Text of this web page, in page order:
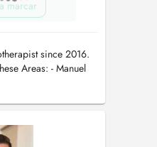
marcar
since 2016.
Areas: - Manuel
and
Physiotherapy -
Training Therapy